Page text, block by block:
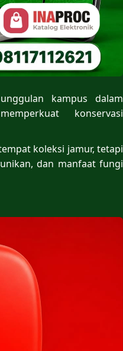
kampus dalam
konservasi
koleksi jamur, tetapi
dan manfaat fungi